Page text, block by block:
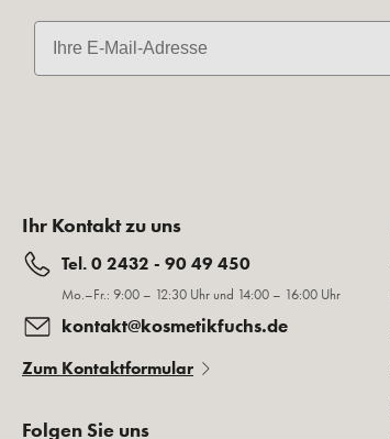
E-Mail
Ihr Kontakt zu uns
Tel. 0 2432 - 90 49 450
Mo.–Fr.: 9:00 – 12:30 Uhr und 14:00 – 16:00 Uhr
kontakt@kosmetikfuchs.de
Zum Kontaktformular
Folgen Sie uns